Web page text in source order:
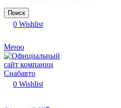
Поиск
0 Wishlist
Меню
0 Wishlist